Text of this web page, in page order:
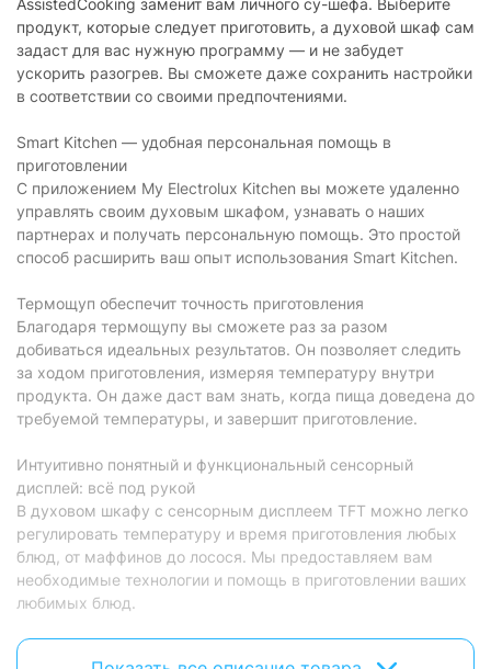
AssistedCooking заменит вам личного су-шефа. Выберите
продукт, которые следует приготовить, а духовой шкаф сам
задаст для вас нужную программу — и не забудет
ускорить разогрев. Вы сможете даже сохранить настройки
в соответствии со своими предпочтениями.
Smart Kitchen — удобная персональная помощь в
приготовлении
С приложением My Electrolux Kitchen вы можете удаленно
управлять своим духовым шкафом, узнавать о наших
партнерах и получать персональную помощь. Это простой
способ расширить ваш опыт использования Smart Kitchen.
Термощуп обеспечит точность приготовления
Благодаря термощупу вы сможете раз за разом
добиваться идеальных результатов. Он позволяет следить
за ходом приготовления, измеряя температуру внутри
продукта. Он даже даст вам знать, когда пища доведена до
требуемой температуры, и завершит приготовление.
Интуитивно понятный и функциональный сенсорный
дисплей: всё под рукой
В духовом шкафу с сенсорным дисплеем TFT можно легко
регулировать температуру и время приготовления любых
блюд, от маффинов до лосося. Мы предоставляем вам
необходимые технологии и помощь в приготовлении ваших
любимых блюд.
Пиролитическая очистка: сверкающая чистота надолго